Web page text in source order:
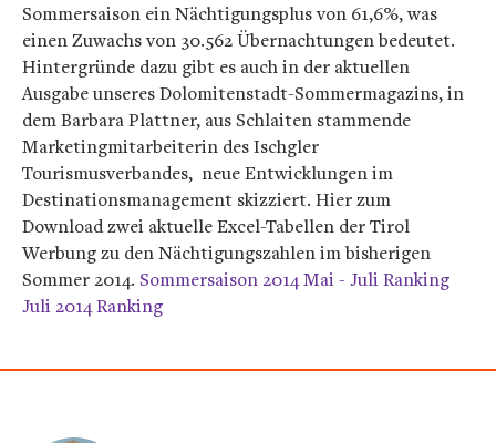
Sommersaison ein Nächtigungsplus von 61,6%, was
einen Zuwachs von 30.562 Übernachtungen bedeutet.
Hintergründe dazu gibt es auch in der aktuellen
Ausgabe unseres Dolomitenstadt-Sommermagazins, in
dem Barbara Plattner, aus Schlaiten stammende
Marketingmitarbeiterin des Ischgler
Tourismusverbandes, neue Entwicklungen im
Destinationsmanagement skizziert. Hier zum
Download zwei aktuelle Excel-Tabellen der Tirol
Werbung zu den Nächtigungszahlen im bisherigen
Sommer 2014. Sommersaison 2014 Mai - Juli Ranking
Juli 2014 Ranking